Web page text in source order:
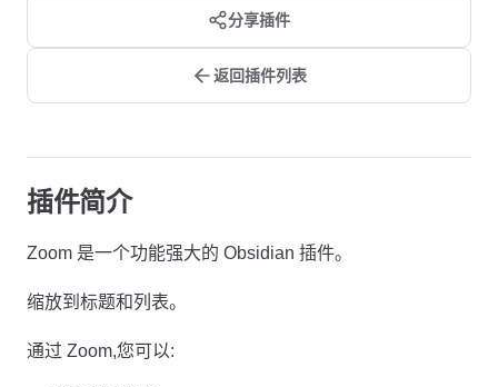
分享插件
返回插件列表
插件简介
Zoom 是一个功能强大的 Obsidian 插件。
缩放到标题和列表。
通过 Zoom,您可以: